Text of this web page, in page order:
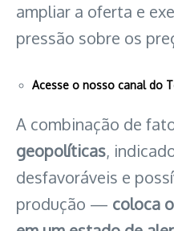
ampliar a oferta e
pressão sobre os
Acesse o nosso canal do
A combinação de
geopolíticas,
desfavoráveis e
produção — coloca